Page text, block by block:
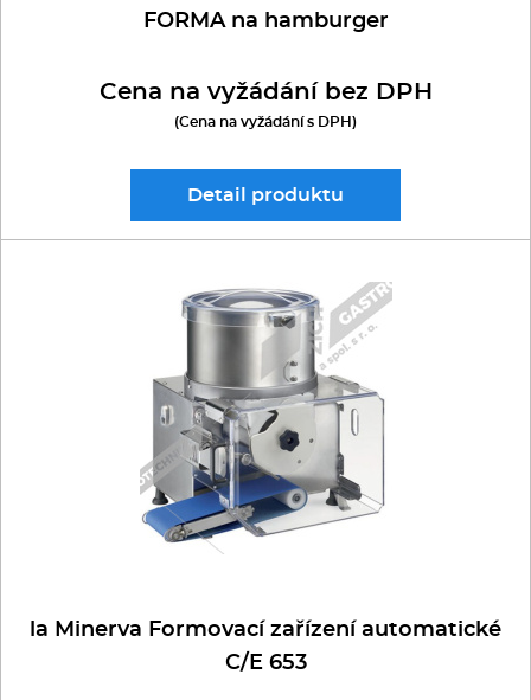
FORMA na hamburger
Cena na vyžádání bez DPH
(Cena na vyžádání s DPH)
Detail produktu
la Minerva Formovací zařízení automatické
C/E 653